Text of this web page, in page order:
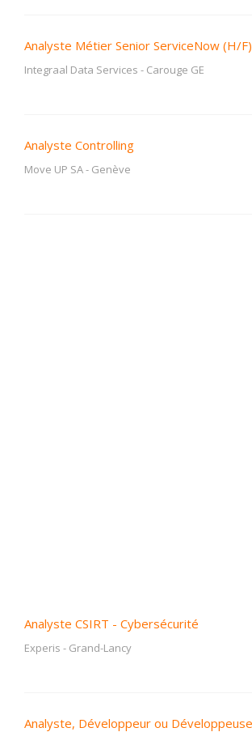
Analyste Métier Senior ServiceNow (H/F)
Integraal Data Services - Carouge GE
Analyste Controlling
Move UP SA- Genève
Analyste CSIRT - Cybersécurité
Experis - Grand-Lancy
Analyste, Développeur ou